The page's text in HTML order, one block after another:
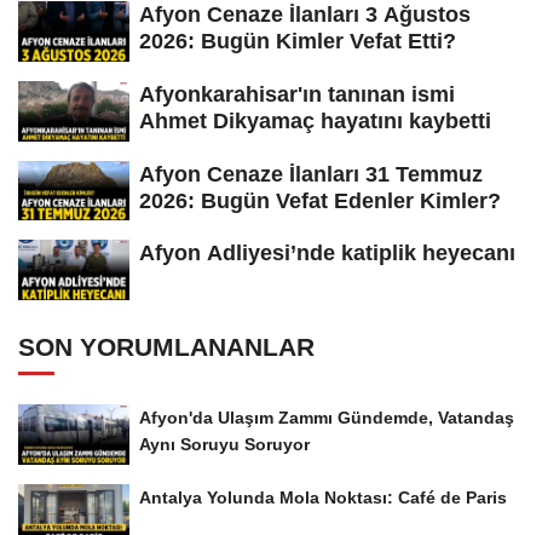
Afyon Cenaze İlanları 3 Ağustos
2026: Bugün Kimler Vefat Etti?
Afyonkarahisar'ın tanınan ismi
Ahmet Dikyamaç hayatını kaybetti
Afyon Cenaze İlanları 31 Temmuz
2026: Bugün Vefat Edenler Kimler?
Afyon Adliyesi’nde katiplik heyecanı
SON YORUMLANANLAR
Afyon'da Ulaşım Zammı Gündemde, Vatandaş
Aynı Soruyu Soruyor
Antalya Yolunda Mola Noktası: Café de Paris